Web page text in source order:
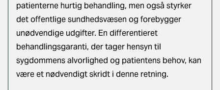
patienterne hurtig behandling, men også styrker
det offentlige sundhedsvæsen og forebygger
unødvendige udgifter. En differentieret
behandlingsgaranti, der tager hensyn til
sygdommens alvorlighed og patientens behov, kan
være et nødvendigt skridt i denne retning.